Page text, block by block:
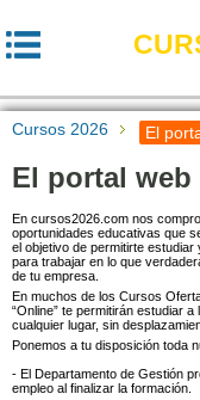
Cursos 2026 El
El portal web
En cursos2026.com nos
oportunidades educativas que
el objetivo de permitirte
para trabajar en lo que
de tu empresa.
En muchos de los Cursos
“Online” te permitirán estudiar
cualquier lugar, sin
Ponemos a tu disposición toda
- El Departamento de Gestión
empleo al finalizar la formación.